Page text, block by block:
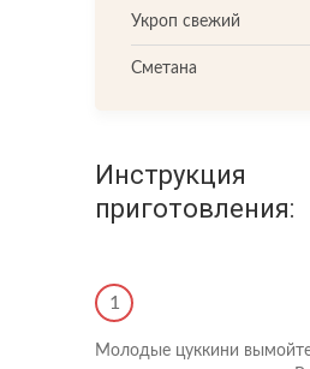
Укроп свежий
Сметана
Инструкция
приготовления:
1
Молодые цуккини